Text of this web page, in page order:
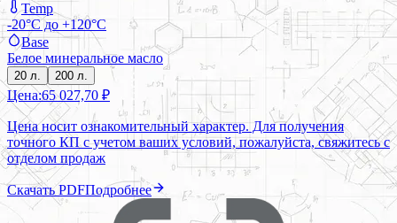
Temp
-20°C до +120°C
Base
Белое минеральное масло
20 л. 200 л.
Цена:65 027,70 ₽
Цена носит ознакомительный характер. Для получения
точного КП с учетом ваших условий, пожалуйста, свяжитесь с
отделом продаж
Скачать PDFПодробнее